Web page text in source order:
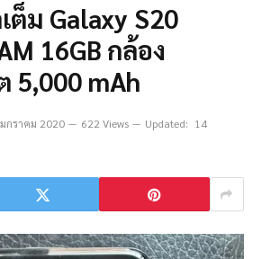
ต็ม Galaxy S20
16GB กล้อง
5,000 mAh
กราคม 2020 622 Views Updated: 14